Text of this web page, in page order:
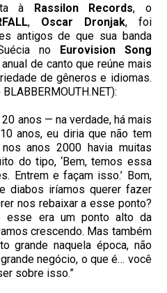
à Rassilon Records, o
, Oscar Dronjak, foi
antigos de que sua banda
no Eurovision Song
de canto que reúne mais
de gêneros e idiomas.
anos — na verdade, há mais
anos, eu diria que não tem
anos 2000 havia muitas
do tipo, ‘Bem, temos essa
Entrem e façam isso.’ Bom,
diabos iríamos querer fazer
nos rebaixar a esse ponto?
esse era um ponto alto da
crescendo. Mas também
grande naquela época, não
negócio, o que é… você
sobre isso.”